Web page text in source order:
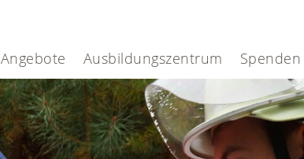
Angebote Ausbildungszentrum Spenden